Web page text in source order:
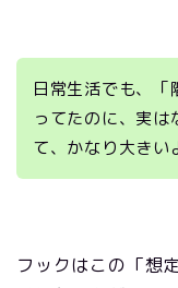
日常生活でも、「
ってたのに、実は
て、かなり大きい
フックはこの「想